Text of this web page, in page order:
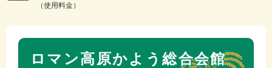
（使用料金）
本
ロマン高原かよう総合会館